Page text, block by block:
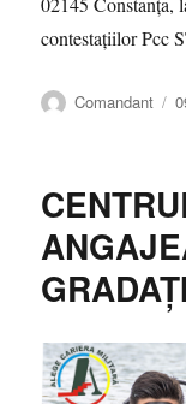
contestațiilor Pcc
Autor
Comandant